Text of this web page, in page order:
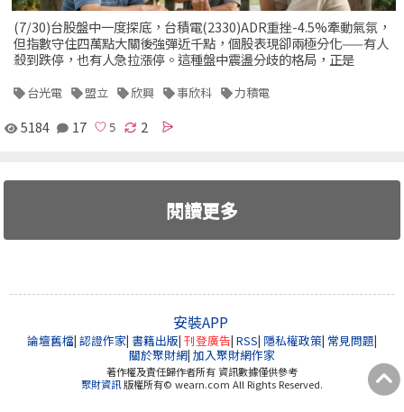
(7/30)台股盤中一度探底，台積電(2330)ADR重挫-4.5%牽動氣氛，
但指數守住四萬點大關後強彈近千點，個股表現卻兩極分化——有人
殺到跌停，也有人急拉漲停。這種盤中震盪分歧的格局，正是
台光電 盟立 欣興 事欣科 力積電
5184 17 2
閱讀更多
安裝APP
論壇舊檔| 認證作家| 書籍出版| 刊登廣告| RSS| 隱私權政策| 常見問題|
關於聚財網| 加入聚財網作家
著作權及責任歸作者所有 資訊數據僅供參考
聚財資訊版權所有© wearn.com All Rights Reserved.